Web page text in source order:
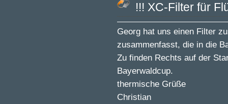
!!! XC-Filter für
Georg hat uns einen Filter
zusammenfasst, die in die
Zu finden Rechts auf der
Bayerwaldcup.
thermische Grüße
Christian